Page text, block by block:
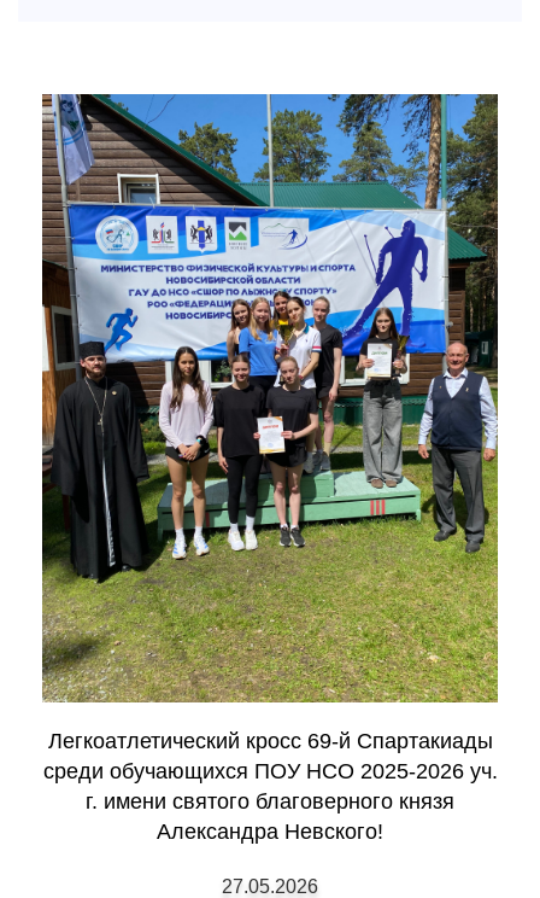
Легкоатлетический кросс 69-й Спартакиады
среди обучающихся ПОУ НСО 2025-2026 уч.
г. имени святого благоверного князя
Александра Невского!
27.05.2026